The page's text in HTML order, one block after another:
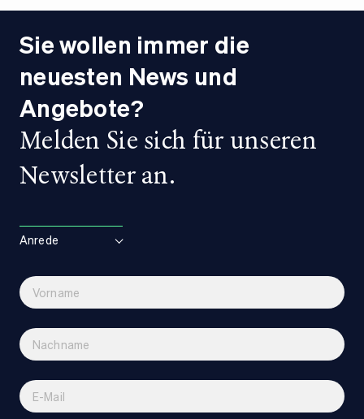
Sie wollen immer die
neuesten News und
Angebote?
Melden Sie sich für unseren
Newsletter an.
Anrede